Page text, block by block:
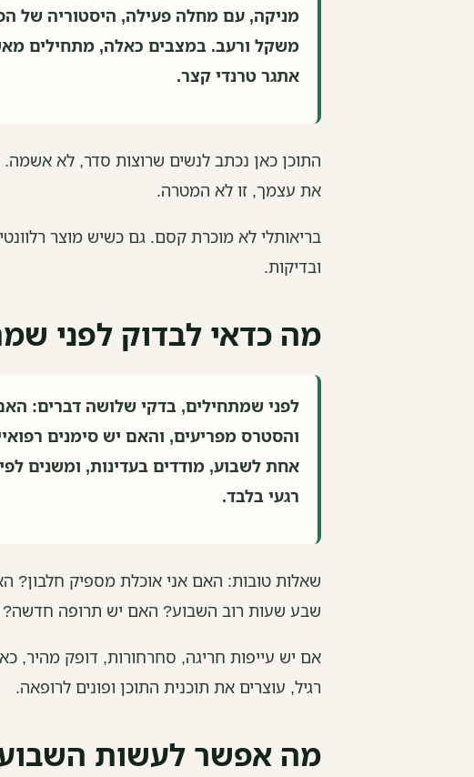
מניקה, עם מחלה פעילה, היסטוריה של
משקל ורעב. במצבים כאלה, מתחילים
אתגר טרנדי קצר.
התוכן כאן נכתב לנשים שרוצות סדר, לא
את עצמך, זו לא המטרה.
בריאותלי לא מוכרת קסם. גם כשיש מוצר
ובדיקות.
מה כדאי לבדוק לפני
לפני שמתחילים, בדקי שלושה דברים:
והסטרס מפריעים, והאם יש סימנים
אחת לשבוע, מודדים בעדינות, ומשנים
רגעי בלבד.
שאלות טובות: האם אני אוכלת מספיק חלבון?
שבע שעות רוב השבוע? האם יש תרופה חדשה?
אם יש עייפות חריגה, סחרחורות, דופק מהיר,
רגיל, עוצרים את תוכנית התוכן ופונים לרופאה.
מה אפשר לעשות